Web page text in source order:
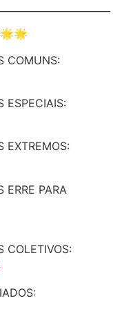
COMUNS:
ESPECIAIS:
EXTREMOS:
ERRE PARA
COLETIVOS: